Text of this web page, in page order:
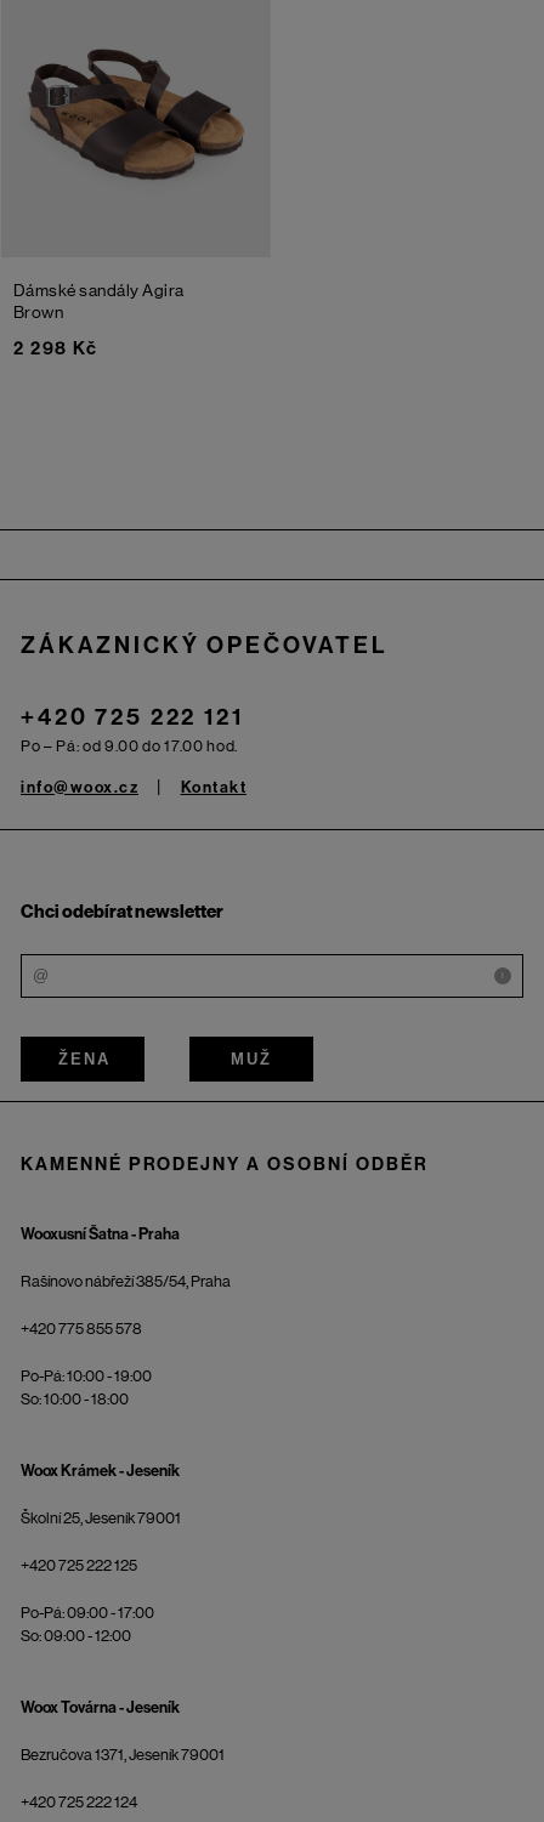
Dámské sandály Agira
Brown
2 298 Kč
ZÁKAZNICKÝ OPEČOVATEL
+420 725 222 121
Po – Pá: od 9.00 do 17.00 hod.
info@woox.cz Kontakt
Chci odebírat newsletter
i
ŽENA MUŽ
KAMENNÉ PRODEJNY A OSOBNÍ ODBĚR
Wooxusní Šatna - Praha
Rašínovo nábřeží 385/54, Praha
+420 775 855 578
Po-Pá: 10:00 - 19:00
So: 10:00 - 18:00
Woox Krámek - Jeseník
Školní 25, Jeseník 79001
+420 725 222 125
Po-Pá: 09:00 - 17:00
So: 09:00 - 12:00
Woox Továrna - Jeseník
Bezručova 1371, Jeseník 79001
+420 725 222 124